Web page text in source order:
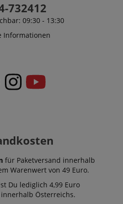
732412
09:30 - 13:30
Informationen
für Paketversand innerhalb
Warenwert von 49 Euro.
Du lediglich 4,99 Euro
Österreichs.